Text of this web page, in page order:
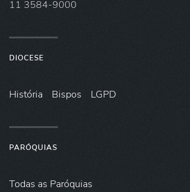
11 3584-9000
DIOCESE
História Bispos LGPD
PARÓQUIAS
Todas as Paróquias